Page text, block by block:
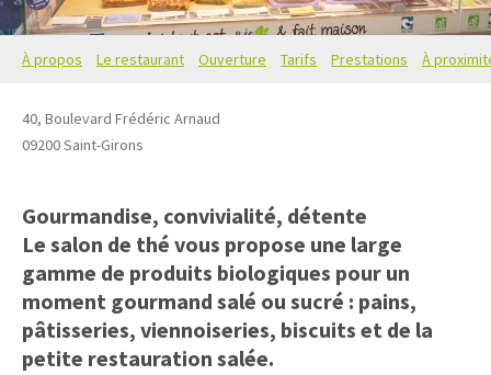
À propos Le restaurant Ouverture Tarifs Prestations À
40, Boulevard Frédéric Arnaud
09200Saint-Girons
Gourmandise, convivialité, détente
Le salon de thé vous propose une large
gamme de produits biologiques pour un
moment gourmand salé ou sucré : pains,
pâtisseries, viennoiseries, biscuits et de la
petite restauration salée.